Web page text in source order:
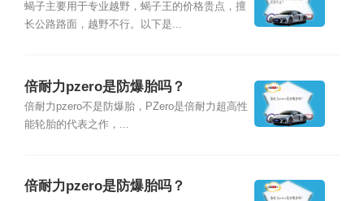
蝎子主要用于专业越野，蝎子王的价格贵点，擅
长公路路面，越野不行。以下是...
倍耐力pzero是防爆胎吗？
倍耐力pzero不是防爆胎，PZero是倍耐力超高性
能轮胎的代表之作，...
倍耐力pzero是防爆胎吗？